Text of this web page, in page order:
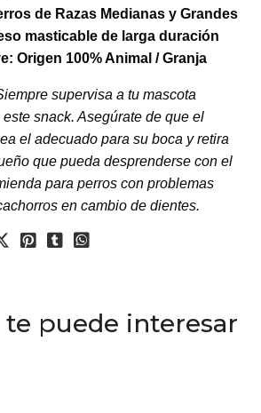
de Razas Medianas y Grandes
masticable de larga duración
Origen 100% Animal / Granja
supervisa a tu mascota
snack. Asegúrate de que el
el adecuado para su boca y retira
que pueda desprenderse con el
para perros con problemas
en cambio de dientes.
puede interesar